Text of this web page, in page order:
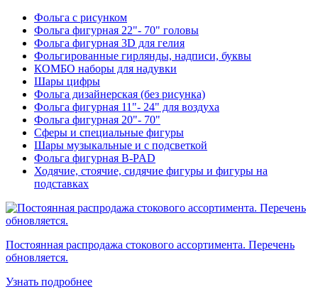
Фольга с рисунком
Фольга фигурная 22"- 70" головы
Фольга фигурная 3D для гелия
Фольгированные гирлянды, надписи, буквы
КОМБО наборы для надувки
Шары цифры
Фольга дизайнерская (без рисунка)
Фольга фигурная 11"- 24" для воздуха
Фольга фигурная 20"- 70"
Сферы и специальные фигуры
Шары музыкальные и с подсветкой
Фольга фигурная B-PAD
Ходячие, стоячие, сидячие фигуры и фигуры на
подставках
Постоянная распродажа стокового ассортимента. Перечень
обновляется.
Узнать подробнее